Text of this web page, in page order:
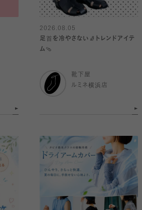
2026.08.05
足首を冷やさない🧦トレンドアイテ
ム🩴
靴下屋
ルミネ横浜店